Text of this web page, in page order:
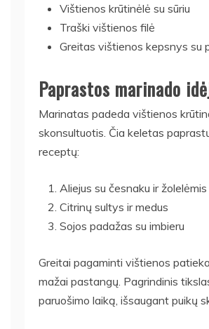
Vištienos krūtinėlė su sūriu
Traški vištienos filė
Greitas vištienos kepsnys su
Paprastos marinado
Marinatas padeda vištienos
skonsultuotis. Čia keletas
receptų:
Aliejus su česnaku ir žolelėmis
Citrinų sultys ir medus
Sojos padažas su imbieru
Greitai pagaminti vištienos
mažai pastangų. Pagrindinis
paruošimo laiką, išsaugant puikų